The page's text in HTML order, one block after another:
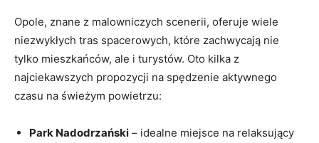
Opole, znane z malowniczych scenerii, oferuje wiele
niezwykłych tras spacerowych, które zachwycają⁤ nie
tylko mieszkańców, ale ⁢i turystów.​ Oto kilka ​z
najciekawszych propozycji na spędzenie aktywnego⁢
czasu na ⁢świeżym powietrzu:
Park Nadodrzański – idealne miejsce​ na⁤ relaksujący⁤